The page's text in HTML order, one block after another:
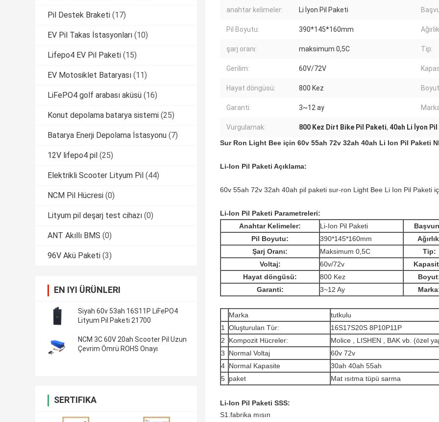
Pil Destek Braketi (17)
EV Pil Takas İstasyonları (10)
Lifepo4 EV Pil Paketi (15)
EV Motosiklet Bataryası (11)
LiFePO4 golf arabası aküsü (16)
Konut depolama batarya sistemi (25)
Batarya Enerji Depolama İstasyonu (7)
12V lifepo4 pil (25)
Elektrikli Scooter Lityum Pil (44)
NCM Pil Hücresi (0)
Lityum pil deşarj test cihazı (0)
ANT Akıllı BMS (0)
96V Akü Paketi (3)
EN IYI ÜRÜNLERI
Siyah 60v 53ah 16S11P LiFePO4
Lityum Pil Paketi 21700
NCM 3C 60V 20ah Scooter Pil Uzun
Çevrim Ömrü ROHS Onayı
SERTIFIKA
anahtar kelimeler: Li İyon Pil Paketi
Pil Boyutu: 390*145*160mm
şarj oranı: maksimum 0,5C Tip:
Gerilim: 60V/72V
Hayat döngüsü: 800 Kez
Garanti: 3~12 ay
Vurgulamak: 800 Kez Dirt Bike Pil Paketi, 40ah Li İyon
Sur Ron Light Bee için 60v 55ah 72v 32ah 40ah Li Ion Pil Paketi
Li-Ion Pil Paketi Açıklama:
60v 55ah 72v 32ah 40ah pil paketi sur-ron Light Bee Li Ion Pil Paketi
Li-Ion Pil Paketi Parametreleri:
Anahtar Kelimeler:
Li-Ion Pil Paketi
Pil Boyutu:
390*145*160mm
Şarj Oranı:
Maksimum 0,5C
Tip:
Voltaj:
60v/72v
Hayat döngüsü:
800 Kez
Garanti:
3~12 Ay
Marka
tutkulu
1 Oluşturulan Tür:
16S17S20S 8P10P11P
2
Kompozit Hücreler:
Molice , LISHEN , BAK vb. (özel
3
Normal Voltaj
60v 72v
4 Normal Kapasite
30ah 40ah 55ah
5 paket Mat ısıtma tüpü sarma
Li-Ion Pil Paketi SSS:
S1.fabrika mısın